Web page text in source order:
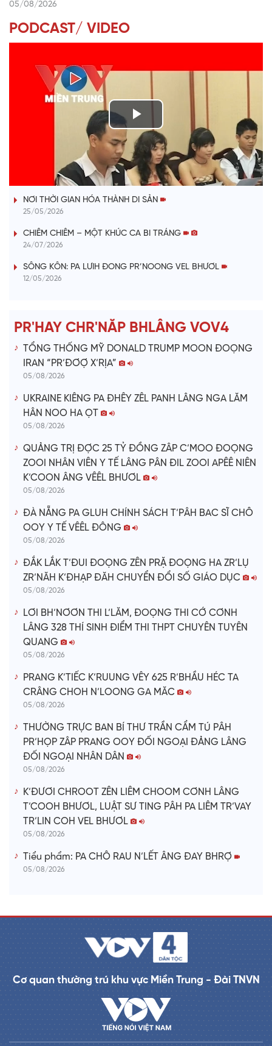
05/08/2026
PODCAST/ VIDEO
P
l
a
V
i
e
o
VÀI PHÚT DÀNH CHO QUẢNG BÁ
NƠI THỜI GIAN HÓA THÀNH DI SẢN
25/05/2026
CHIÊM CHIÊM – MỘT KHÚC CA BI TRÁNG
24/07/2026
SÔNG KÔN: PA LƯIH ĐONG PR’NOONG VEL BHƯƠL
12/05/2026
PR'HAY CHR'NĂP BHLÂNG VOV4
TỔNG THỐNG MỸ DONALD TRUMP MOON ĐOỌNG
IRAN “PR’ĐƠỢ X’RỊA”
05/08/2026
UKRAINE KIÊNG PA ĐHÊY ZÊL PANH LÂNG NGA LĂM
HÂN NOO HA ỌT
05/08/2026
QUẢNG TRỊ ĐỢC 25 TỶ ĐỒNG ZÂP C’MOO ĐOỌNG
ZOOI NHÂN VIÊN Y TẾ LÂNG PÂN ĐIL ZOOI APÊÊ NIÊN
K’COON ÂNG VÊÊL BHƯƠL
05/08/2026
ĐÀ NẴNG PA GLUH CHÍNH SÁCH T’PÂH BAC SĨ CHÔ
OOY Y TẾ VÊÊL ĐÔNG
05/08/2026
ĐẮK LẮK T’ĐUI ĐOỌNG ZÊN PRẶ ĐOỌNG HA ZR’LỤ
ZR’NĂH K’ĐHẠP ĐĂH CHUYỂN ĐỔI SỐ GIÁO DỤC
05/08/2026
LƠI BH’NƠƠN THI L’LĂM, ĐOỌNG THI CỚ CƠNH
LÂNG 328 THÍ SINH ĐIỂM THI THPT CHUYÊN TUYÊN
QUANG
05/08/2026
PRANG K’TIẾC K’RUUNG VÊY 625 R’BHẦU HÉC TA
CRÂNG CHOH N’LOONG GA MĂC
05/08/2026
THƯỜNG TRỰC BAN BÍ THƯ TRẦN CẨM TÚ PÂH
PR’HỌP ZÂP PRANG OOY ĐỐI NGOẠI ĐẢNG LÂNG
ĐỐI NGOẠI NHÂN DÂN
05/08/2026
K’ĐƯƠI CHROOT ZÊN LIÊM CHOOM CƠNH LÂNG
T’COOH BHƯƠL, LUẬT SƯ TING PÂH PA LIÊM TR’VAY
TR’LIN COH VEL BHƯƠL
05/08/2026
Tiểu phẩm: PA CHÔ RAU N’LẾT ÂNG ĐAY BHRỢ
05/08/2026
Cơ quan thường trú khu vực Miền Trung - Đài TNVN